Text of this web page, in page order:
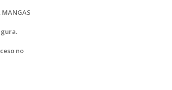
no